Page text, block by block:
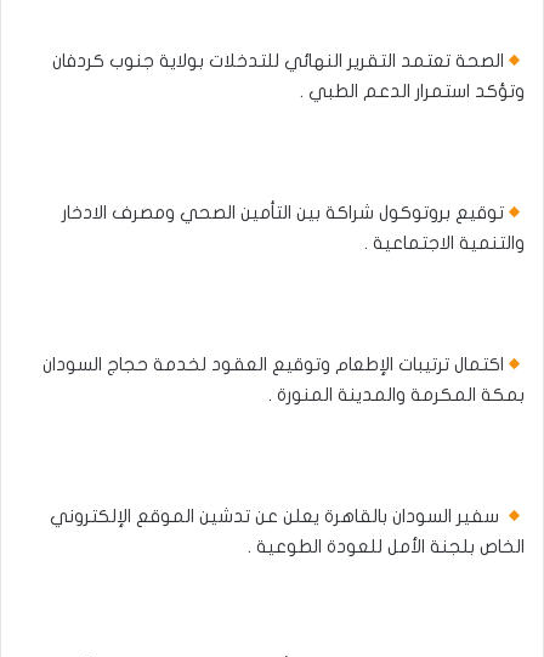
الصحة تعتمد التقرير النهائي للتدخلات بولاية جنوب كردفان
وتؤكد استمرار الدعم الطبي .
توقيع بروتوكول شراكة بين التأمين الصحي ومصرف الادخار
والتنمية الاجتماعية .
اكتمال ترتيبات الإطعام وتوقيع العقود لخدمة حجاج السودان
بمكة المكرمة والمدينة المنورة .
سفير السودان بالقاهرة يعلن عن تدشين الموقع الإلكتروني
الخاص بلجنة الأمل للعودة الطوعية .